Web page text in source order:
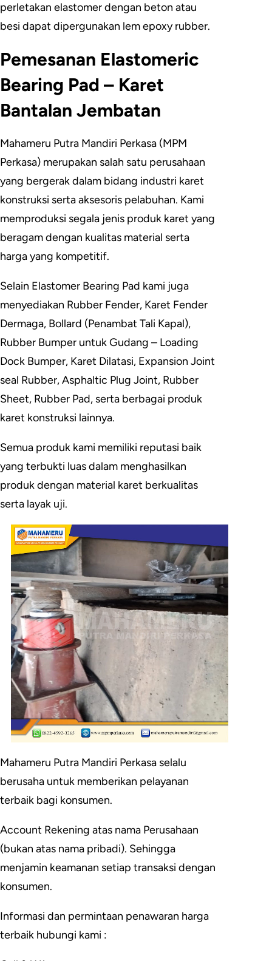
perletakan elastomer dengan beton atau
besi dapat dipergunakan lem epoxy rubber.
Pemesanan Elastomeric
Bearing Pad – Karet
Bantalan Jembatan
Mahameru Putra Mandiri Perkasa (MPM
Perkasa) merupakan salah satu perusahaan
yang bergerak dalam bidang industri karet
konstruksi serta aksesoris pelabuhan. Kami
memproduksi segala jenis produk karet yang
beragam dengan kualitas material serta
harga yang kompetitif.
Selain Elastomer Bearing Pad kami juga
menyediakan Rubber Fender, Karet Fender
Dermaga, Bollard (Penambat Tali Kapal),
Rubber Bumper untuk Gudang – Loading
Dock Bumper, Karet Dilatasi, Expansion Joint
seal Rubber, Asphaltic Plug Joint, Rubber
Sheet, Rubber Pad, serta berbagai produk
karet konstruksi lainnya.
Semua produk kami memiliki reputasi baik
yang terbukti luas dalam menghasilkan
produk dengan material karet berkualitas
serta layak uji.
Mahameru Putra Mandiri Perkasa selalu
berusaha untuk memberikan pelayanan
terbaik bagi konsumen.
Account Rekening atas nama Perusahaan
(bukan atas nama pribadi). Sehingga
menjamin keamanan setiap transaksi dengan
konsumen.
Informasi dan permintaan penawaran harga
terbaik hubungi kami :